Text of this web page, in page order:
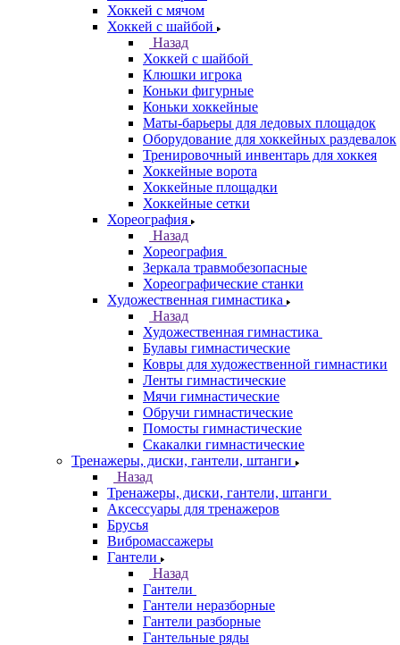
Хоккей с мячом
Хоккей с шайбой
Назад
Хоккей с шайбой
Клюшки игрока
Коньки фигурные
Коньки хоккейные
Маты-барьеры для ледовых площадок
Оборудование для хоккейных раздевалок
Тренировочный инвентарь для хоккея
Хоккейные ворота
Хоккейные площадки
Хоккейные сетки
Хореография
Назад
Хореография
Зеркала травмобезопасные
Хореографические станки
Художественная гимнастика
Назад
Художественная гимнастика
Булавы гимнастические
Ковры для художественной гимнастики
Ленты гимнастические
Мячи гимнастические
Обручи гимнастические
Помосты гимнастические
Скакалки гимнастические
Тренажеры, диски, гантели, штанги
Назад
Тренажеры, диски, гантели, штанги
Аксессуары для тренажеров
Брусья
Вибромассажеры
Гантели
Назад
Гантели
Гантели неразборные
Гантели разборные
Гантельные ряды